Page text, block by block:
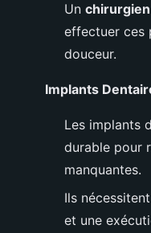
Un
effectuer ces
douceur.
Implants
Les implants
durable pour
manquantes.
Ils
et une